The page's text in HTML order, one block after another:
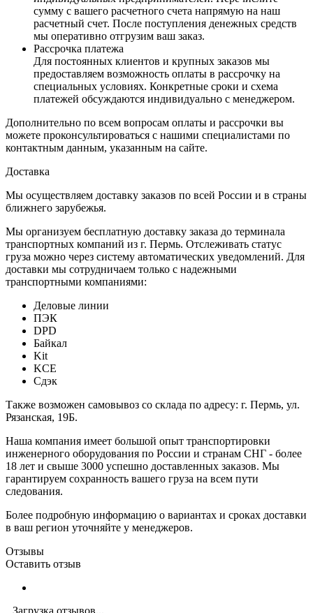
сумму с вашего расчетного счета напрямую на наш
расчетный счет. После поступления денежных средств
мы оперативно отгрузим ваш заказ.
Рассрочка платежа
Для постоянных клиентов и крупных заказов мы
предоставляем возможность оплаты в рассрочку на
специальных условиях. Конкретные сроки и схема
платежей обсуждаются индивидуально с менеджером.
Дополнительно по всем вопросам оплаты и рассрочки вы
можете проконсультироваться с нашими специалистами по
контактным данным, указанным на сайте.
Доставка
Мы осуществляем доставку заказов по всей России и в страны
ближнего зарубежья.
Мы организуем бесплатную доставку заказа до терминала
транспортных компаний из г. Пермь. Отслеживать статус
груза можно через систему автоматических уведомлений. Для
доставки мы сотрудничаем только с надежными
транспортными компаниями:
Деловые линии
ПЭК
DPD
Байкал
Kit
KCE
Сдэк
Также возможен самовывоз со склада по адресу: г. Пермь, ул.
Рязанская, 19Б.
Наша компания имеет большой опыт транспортировки
инженерного оборудования по России и странам СНГ - более
18 лет и свыше 3000 успешно доставленных заказов. Мы
гарантируем сохранность вашего груза на всем пути
следования.
Более подробную информацию о вариантах и сроках доставки
в ваш регион уточняйте у менеджеров.
Отзывы
Оставить отзыв
Загрузка отзывов...